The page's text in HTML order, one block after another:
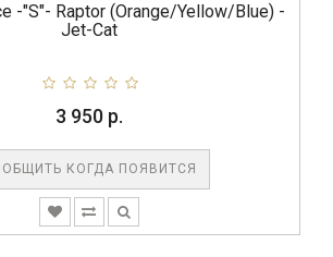
-"S"- Raptor (Orange/Yellow/Blue) -
Jet-Cat
3 950 р.
КОГДА ПОЯВИТСЯ